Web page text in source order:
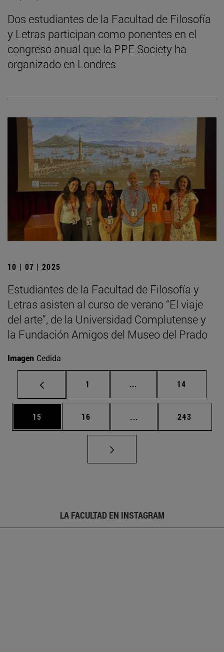
Dos estudiantes de la Facultad de Filosofía
y Letras participan como ponentes en el
congreso anual que la PPE Society ha
organizado en Londres
10 | 07 | 2025
Estudiantes de la Facultad de Filosofía y
Letras asisten al curso de verano “El viaje
del arte”, de la Universidad Complutense y
la Fundación Amigos del Museo del Prado
Imagen Cedida
Página
1 ... Páginas intermedias
Página
14
Página
15 Página
16 ... Páginas intermedias
Página
243
LA FACULTAD EN INSTAGRAM